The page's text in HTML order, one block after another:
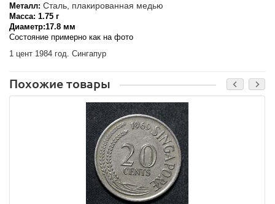
Металл: Сталь, плакированная медью
Масса: 1.75 г
Диаметр:17.8 мм
Состояние примерно как на фото
1 цент 1984 год. Сингапур
Похожие товары